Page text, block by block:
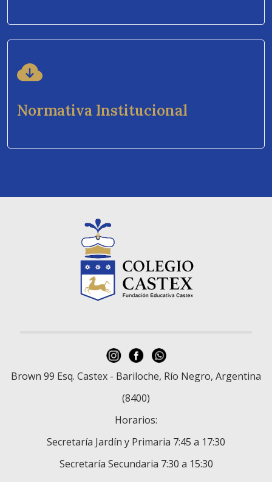
Normativa Institucional
Brown 99 Esq. Castex - Bariloche, Río Negro, Argentina
(8400)
Horarios:
Secretaría Jardín y Primaria 7:45 a 17:30
Secretaría Secundaria 7:30 a 15:30